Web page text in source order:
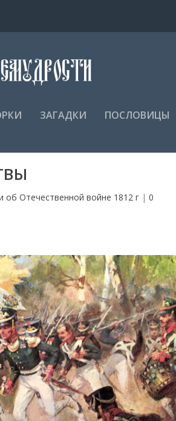
ЗАГАДКИ ПОСЛОВИЦЫ
об Отечественной войне 1812 г |0